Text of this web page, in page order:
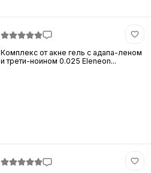
Комплекс от акне гель с адапа-леном
и трети-ноином 0.025 Eleneon...